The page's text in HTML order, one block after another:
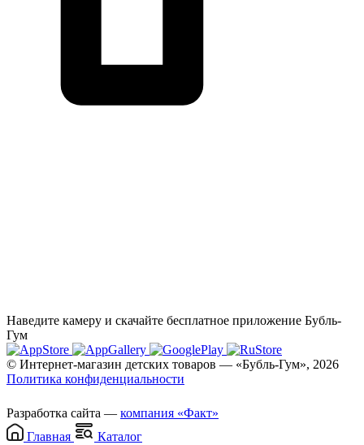
Наведите камеру и скачайте бесплатное приложение Бубль-
Гум
© Интернет-магазин детских товаров — «Бубль-Гум», 2026
Политика конфиденциальности
Разработка сайта — компания «Факт»
Главная
Каталог